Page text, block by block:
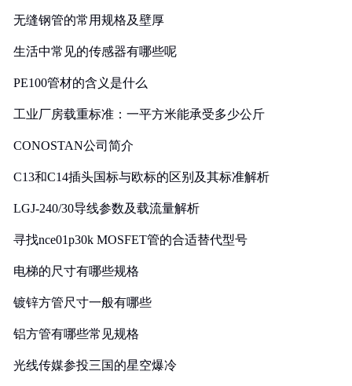
无缝钢管的常用规格及壁厚
生活中常见的传感器有哪些呢
PE100管材的含义是什么
工业厂房载重标准：一平方米能承受多少公斤
CONOSTAN公司简介
C13和C14插头国标与欧标的区别及其标准解析
LGJ-240/30导线参数及载流量解析
寻找nce01p30k MOSFET管的合适替代型号
电梯的尺寸有哪些规格
镀锌方管尺寸一般有哪些
铝方管有哪些常见规格
光线传媒参投三国的星空爆冷